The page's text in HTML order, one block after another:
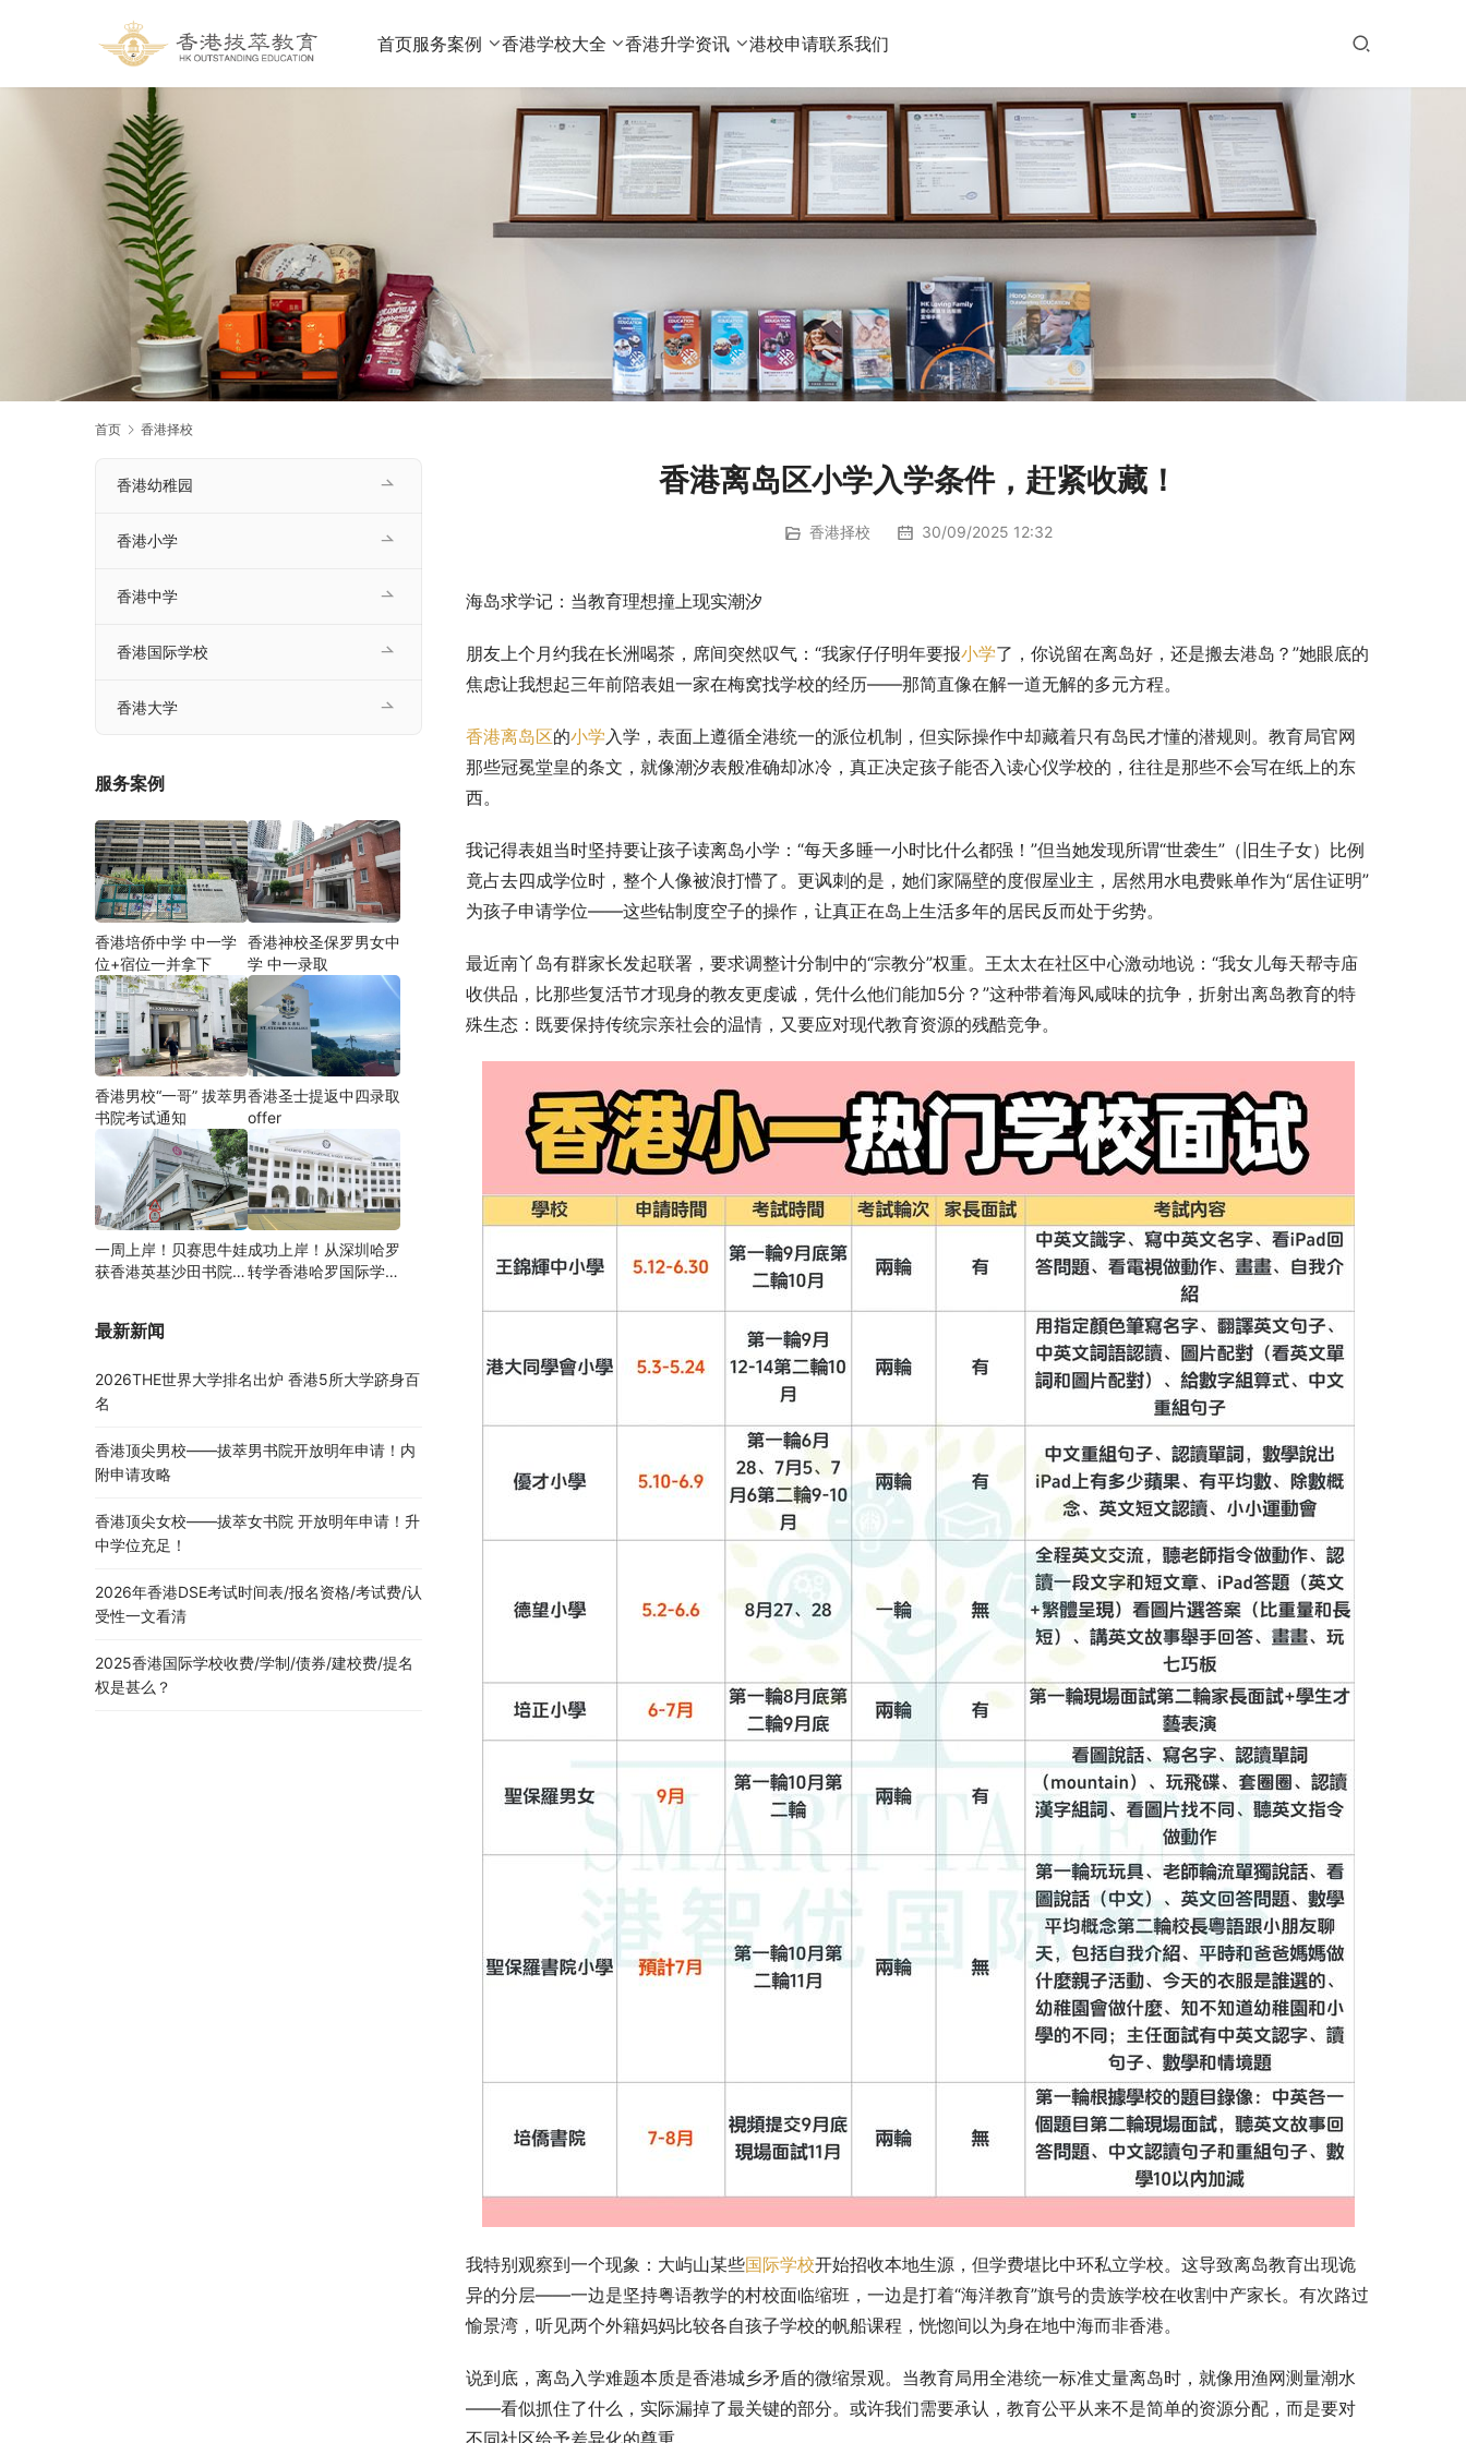
首页服务案例 香港学校大全 香港升学资讯 港校申请联系我们
首页 香港择校
香港离岛区小学入学条件，赶紧收藏！
香港择校 30/09/2025 12:32
海岛求学记：当教育理想撞上现实潮汐
朋友上个月约我在长洲喝茶，席间突然叹气：“我家仔仔明年要报小学了，你说留在离岛好，还是搬去港岛？”她眼底的
焦虑让我想起三年前陪表姐一家在梅窝找学校的经历——那简直像在解一道无解的多元方程。
香港离岛区的小学 入学，表面上遵循全港统一的派位机制，但实际操作中却藏着只有岛民才懂的潜规则。教育局官网
那些冠冕堂皇的条文，就像潮汐表般准确却冰冷，真正决定孩子能否入读心仪学校的，往往是那些不会写在纸上的东
西。
我记得表姐当时坚持要让孩子读离岛小学：“每天多睡一小时比什么都强！”但当她发现所谓“世袭生”（旧生子女）比例
竟占去四成学位时，整个人像被浪打懵了。更讽刺的是，她们家隔壁的度假屋业主，居然用水电费账单作为“居住证明”
为孩子申请学位——这些钻制度空子的操作，让真正在岛上生活多年的居民反而处于劣势。
最近南丫岛有群家长发起联署，要求调整计分制中的“宗教分”权重。王太太在社区中心激动地说：“我女儿每天帮寺庙
收供品，比那些复活节才现身的教友更虔诚，凭什么他们能加5分？”这种带着海风咸味的抗争，折射出离岛教育的特
殊生态：既要保持传统宗亲社会的温情，又要应对现代教育资源的残酷竞争。
我特别观察到一个现象：大屿山某些国际学校开始招收本地生源，但学费堪比中环私立学校。这导致离岛教育出现诡
异的分层——一边是坚持粤语教学的村校面临缩班，一边是打着“海洋教育”旗号的贵族学校在收割中产家长。有次路过
愉景湾，听见两个外籍妈妈比较各自孩子学校的帆船课程，恍惚间以为身在地中海而非香港。
说到底，离岛入学难题本质是香港城乡矛盾的微缩景观。当教育局用全港统一标准丈量离岛时，就像用渔网测量潮水
——看似抓住了什么，实际漏掉了最关键的部分。或许我们需要承认，教育公平从来不是简单的资源分配，而是要对
不同社区给予差异化的尊重。
香港幼稚园
香港小学
香港中学
香港国际学校
香港大学
服务案例
香港培侨中学 中一学
位+宿位一并拿下
香港神校圣保罗男女中
学 中一录取
香港男校“一哥” 拔萃男
书院考试通知
香港圣士提返中四录取
offer
一周上岸！贝赛思牛娃
获香港英基沙田书院录
成功上岸！从深圳哈罗
转学香港哈罗国际学
最新新闻
2026THE世界大学排名出炉 香港5所大学跻身百
名
香港顶尖男校——拔萃男书院开放明年申请！内
附申请攻略
香港顶尖女校——拔萃女书院 开放明年申请！升
中学位充足！
2026年香港DSE考试时间表/报名资格/考试费/认
受性一文看清
2025香港国际学校收费/学制/债券/建校费/提名
权是甚么？